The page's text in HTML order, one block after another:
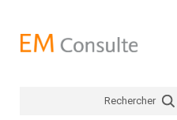
Rechercher